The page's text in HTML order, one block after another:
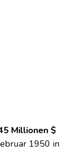
Millionen $
1950 in